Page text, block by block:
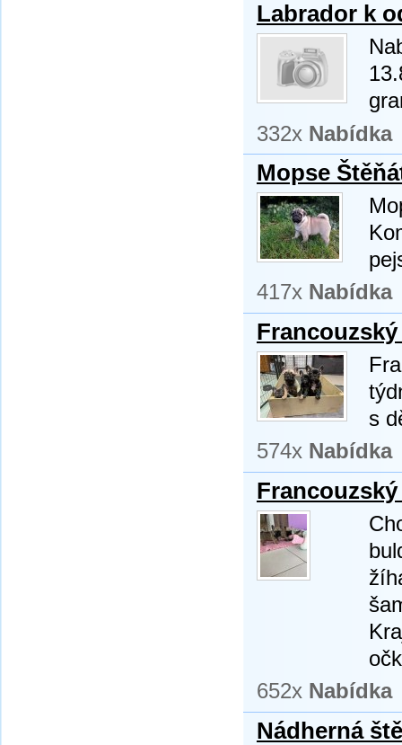
Labrador k
332x Nabídka
Mopse
417x Nabídka
s
574x Nabídka
652x Nabídka
Nádherná